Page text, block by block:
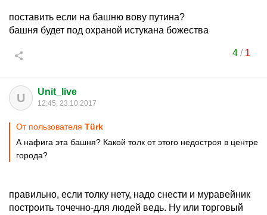
поставить если на башню вову путина?
башня будет под охраной истукана божества
4/ 1
U Unit_live
12:45, 23.10.2017
От пользователя Türk
А нафига эта башня? Какой толк от этого недостроя в центре
города?
правильно, если толку нету, надо снести и муравейник
построить точечно-для людей ведь. Ну или торговый